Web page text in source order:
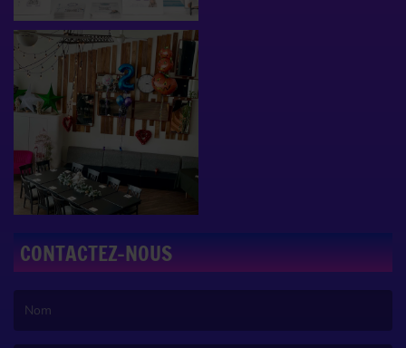
CONTACTEZ-NOUS